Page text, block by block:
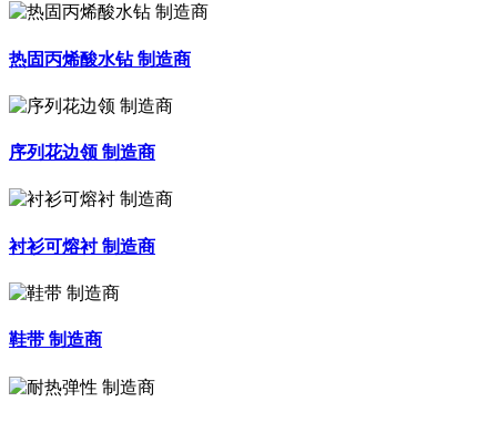
热固丙烯酸水钻 制造商
序列花边领 制造商
衬衫可熔衬 制造商
鞋带 制造商